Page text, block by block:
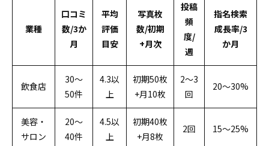
業種
口コミ
数/3か
月
平均
評価
目安
写真枚
数/初期
+月次
投稿
頻
度/
週
指名検索
成長率/3
か月
飲食店
30〜
50件
4.3以
上
初期50枚
+月10枚
2〜3
回
20〜30%
美容・
サロン
20〜
40件
4.5以
上
初期40枚
+月8枚
2回 15〜25%